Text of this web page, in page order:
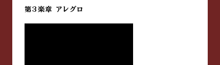
第3楽章 アレグロ